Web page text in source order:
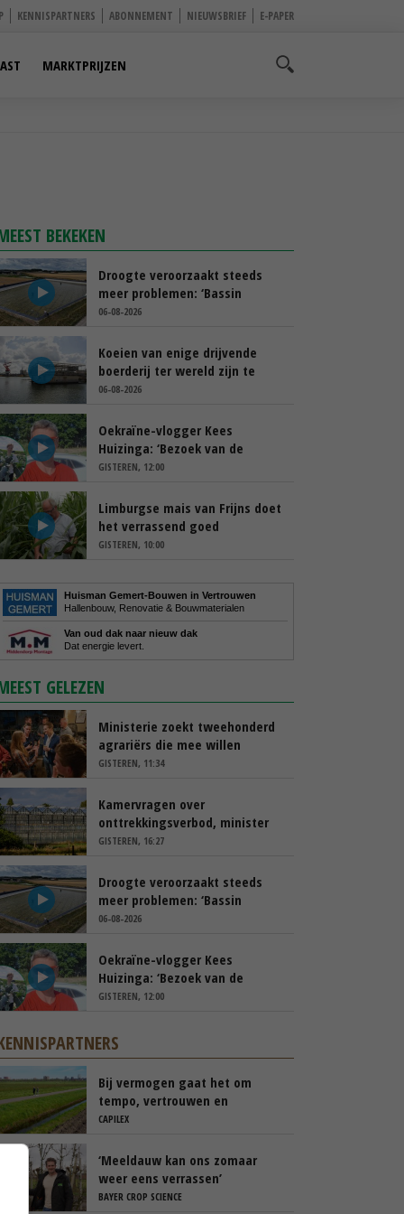
KENNISPARTNERS ABONNEMENT NIEUWSBRIEF E-PAPER
MARKTPRIJZEN
BEKEKEN
Droogte veroorzaakt steeds
meer problemen: ‘Bassin
afgelopen week al leeg’
06-08-2026
Koeien van enige drijvende
boerderij ter wereld zijn te
koop
06-08-2026
Oekraïne-vlogger Kees
Huizinga: ‘Bezoek van de
ambassade mag zelf groente
GISTEREN, 12:00
Limburgse mais van Frijns doet
het verrassend goed
GISTEREN, 10:00
Huisman Gemert-Bouwen in Vertrouwen
Hallenbouw, Renovatie & Bouwmaterialen
Van oud dak naar nieuw dak
Dat energie levert.
GELEZEN
Ministerie zoekt tweehonderd
agrariërs die mee willen
denken
GISTEREN, 11:34
Kamervragen over
onttrekkingsverbod, minister
spreekt van ‘ondernemersrisico’
GISTEREN, 16:27
Droogte veroorzaakt steeds
meer problemen: ‘Bassin
afgelopen week al leeg’
06-08-2026
Oekraïne-vlogger Kees
Huizinga: ‘Bezoek van de
ambassade mag zelf groente
GISTEREN, 12:00
Bij vermogen gaat het om
tempo, vertrouwen en
transparantie
CAPILEX
‘Meeldauw kan ons zomaar
weer eens verrassen’
BAYER CROP SCIENCE